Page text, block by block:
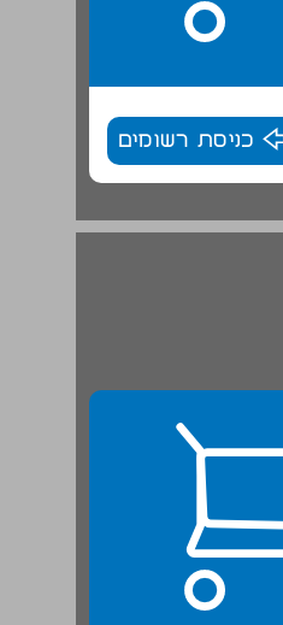
כניסת רשומים